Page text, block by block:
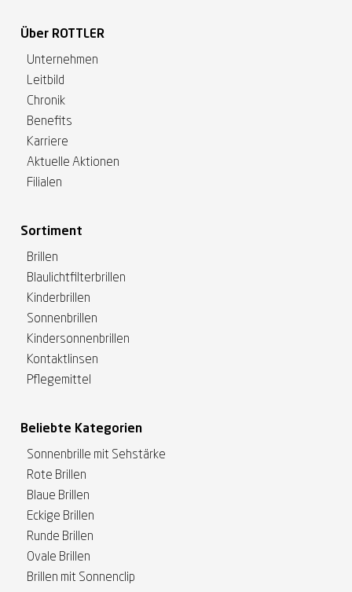
Über ROTTLER
Unternehmen
Leitbild
Chronik
Benefits
Karriere
Aktuelle Aktionen
Filialen
Sortiment
Brillen
Blaulichtfilterbrillen
Kinderbrillen
Sonnenbrillen
Kindersonnenbrillen
Kontaktlinsen
Pflegemittel
Beliebte Kategorien
Sonnenbrille mit Sehstärke
Rote Brillen
Blaue Brillen
Eckige Brillen
Runde Brillen
Ovale Brillen
Brillen mit Sonnenclip